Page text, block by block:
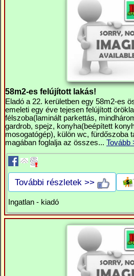
58m2-es felújított lakás!
Eladó a 22. kerületben egy 58m2-es
emeleti egy éve tejesen felújított
félszoba(laminált parkettás,
gardrob, spejz, konyha(beépített
mosogatógép), külön wc, fürdőszoba
magában foglalja az összes... Tovább
További részletek >>
Ingatlan - kiadó